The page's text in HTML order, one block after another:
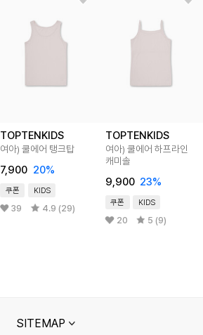
TOPTENKIDS
여아) 쿨에어 탱크탑
7,900 20%
쿠폰 KIDS
39 4.9 (29)
TOPTENKIDS
여아) 쿨에어 하프라인
캐미솔
9,900 23%
쿠폰 KIDS
20 5 (9)
SITEMAP